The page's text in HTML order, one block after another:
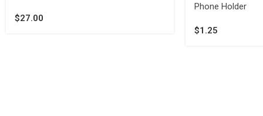
$27.00
Phone Holder
$1.25